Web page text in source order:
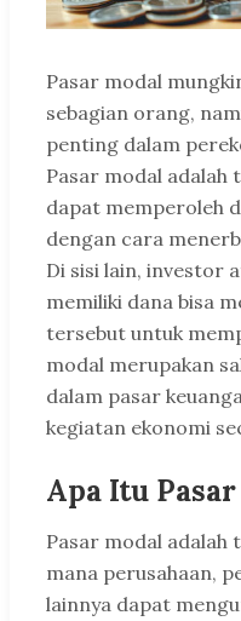
Pasar modal
sebagian orang,
penting dalam
Pasar modal adalah
dapat memperoleh
dengan cara
Di sisi lain, investor
memiliki dana bisa
tersebut untuk
modal merupakan
dalam pasar
kegiatan ekonomi
Apa Itu
Pasar modal adalah
mana perusahaan,
lainnya dapat